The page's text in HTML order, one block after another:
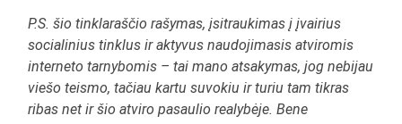
P.S. šio tinklaraščio rašymas, įsitraukimas į įvairius
socialinius tinklus ir aktyvus naudojimasis atviromis
interneto tarnybomis – tai mano atsakymas, jog nebijau
viešo teismo, tačiau kartu suvokiu ir turiu tam tikras
ribas net ir šio atviro pasaulio realybėje. Bene